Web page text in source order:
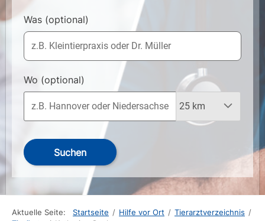
Was (optional)
Wo (optional)
Suchen
Aktuelle Seite: Startseite / Hilfe vor Ort / Tierarztverzeichnis /